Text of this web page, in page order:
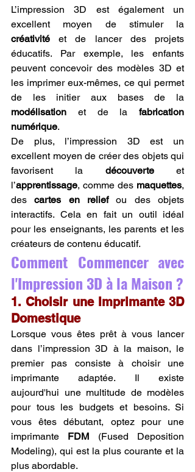
L’impression 3D est également un
créativité et de lancer des projets
éducatifs. Par exemple, les enfants
peuvent concevoir des modèles 3D et
les imprimer eux-mêmes, ce qui permet
modélisation et de la fabrication
numérique.
De plus, l’impression 3D est un
excellent moyen de créer des objets qui
favorisent la découverte et
l’apprentissage, comme des maquettes,
des cartes en relief ou des objets
interactifs. Cela en fait un outil idéal
pour les enseignants, les parents et les
créateurs de contenu éducatif.
Comment Commencer avec
l'Impression 3D à la Maison ?
1. Choisir une Imprimante 3D
Domestique
Lorsque vous êtes prêt à vous lancer
dans l’impression 3D à la maison, le
premier pas consiste à choisir une
imprimante adaptée. Il existe
aujourd'hui une multitude de modèles
pour tous les budgets et besoins. Si
vous êtes débutant, optez pour une
imprimante FDM (Fused Deposition
Modeling), qui est la plus courante et la
plus abordable.